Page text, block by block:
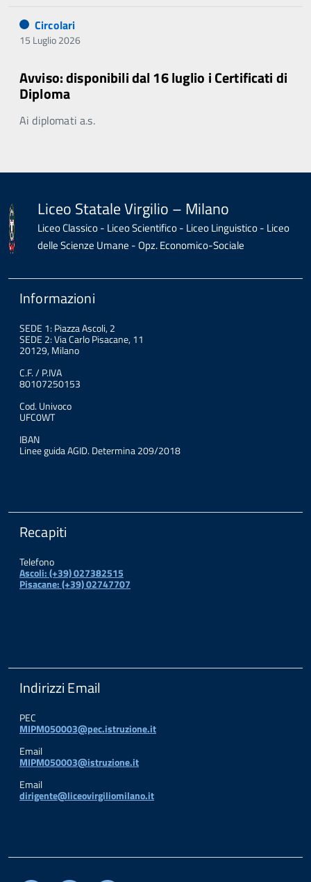
Circolari
15 Luglio 2026
Avviso: disponibili dal 16 luglio i Certificati di
Diploma
Ai diplomati a.s.
Liceo Statale Virgilio – Milano
Liceo Classico - Liceo Scientifico - Liceo Linguistico - Liceo
delle Scienze Umane - Opz. Economico-Sociale
Informazioni
SEDE 1: Piazza Ascoli, 2
SEDE 2: Via Carlo Pisacane, 11
20129, Milano
C.F. / P.IVA
80107250153
Cod. Univoco
UFC0WT
IBAN
Linee guida AGID. Determina 209/2018
Recapiti
Telefono
Ascoli: (+39) 027382515
Pisacane: (+39) 02747707
Indirizzi Email
PEC
MIPM050003@pec.istruzione.it
Email
MIPM050003@istruzione.it
Email
dirigente@liceovirgiliomilano.it